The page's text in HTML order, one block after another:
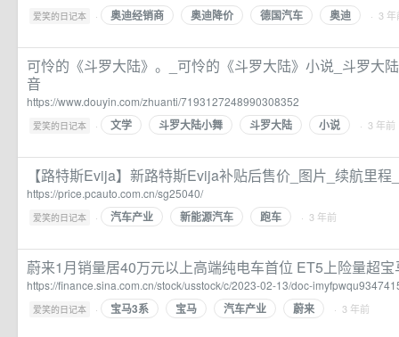
爱笑的日记本 · 奥迪经销商 奥迪降价 德国汽车 奥迪 · 3 年
可怜的《斗罗大陆》。_可怜的《斗罗大陆》小说_斗罗大
音
https://www.douyin.com/zhuanti/7193127248990308352
爱笑的日记本 · 文学 斗罗大陆小舞 斗罗大陆 小说 · 3 年前
【路特斯Evija】新路特斯Evija补贴后售价_图片_续航里程
https://price.pcauto.com.cn/sg25040/
爱笑的日记本 · 汽车产业 新能源汽车 跑车 · 3 年前
蔚来1月销量居40万元以上高端纯电车首位 ET5上险量超
https://finance.sina.com.cn/stock/usstock/c/2023-02-13/doc-
爱笑的日记本 · 宝马3系 宝马 汽车产业 蔚来 · 3 年前